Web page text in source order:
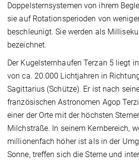
Doppelsternsystemen von ihrem
sie auf Rotationsperioden von
beschleunigt. Sie werden als
bezeichnet.
Der Kugelsternhaufen Terzan 5 liegt
von ca. 20.000 Lichtjahren in
Sagittarius (Schütze). Er ist nach
französischen Astronomen Agop
einer der Orte mit der höchsten
Milchstraße. In seinem Kernbereich,
millionenfach höher ist als in der
Sonne, treffen sich die Sterne und